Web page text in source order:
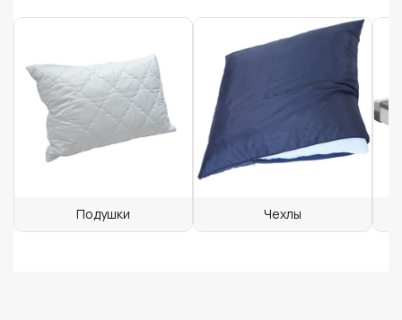
Подушки Чехлы